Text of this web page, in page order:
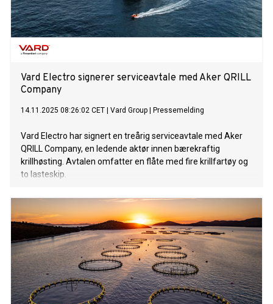
Vard Electro signerer serviceavtale med Aker QRILL
Company
14.11.2025 08:26:02 CET Vard Group Pressemelding
Vard Electro har signert en treårig serviceavtale med Aker
QRILL Company, en ledende aktør innen bærekraftig
krillhøsting. Avtalen omfatter en flåte med fire krillfartøy og
to lasteskip.